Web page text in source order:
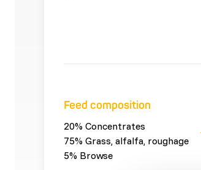
Feed composition
20% Concentrates
75% Grass, alfalfa, roughage
5% Browse